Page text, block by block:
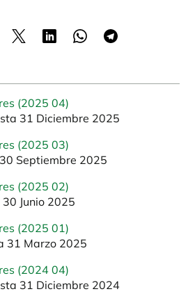
(2025 04)
31 Diciembre 2025
(2025 03)
Septiembre 2025
(2025 02)
Junio 2025
(2025 01)
31 Marzo 2025
(2024 04)
31 Diciembre 2024